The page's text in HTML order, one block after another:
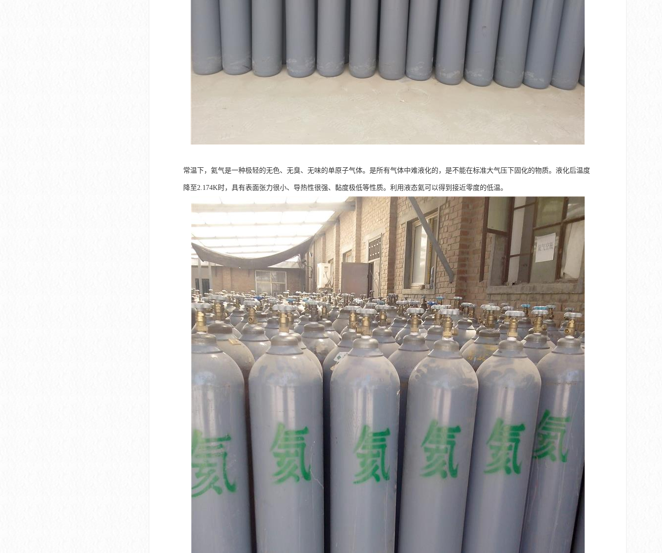
常温下，氦气是一种极轻的无色、无臭、无味的单原子气体。是所有气体中难液化的，是不能在标准大气压下固化的物质。液化后温度
降至2.174K时，具有表面张力很小、导热性很强、黏度极低等性质。利用液态氦可以得到接近零度的低温。